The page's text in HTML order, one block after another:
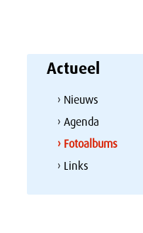
Actueel
› Nieuws
› Agenda
› Fotoalbums
› Links